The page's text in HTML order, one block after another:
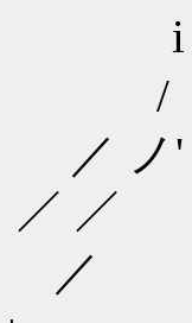
/
ノ'
／